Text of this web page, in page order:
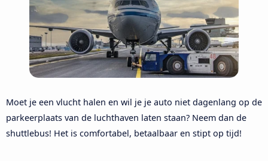
Moet je een vlucht halen en wil je je auto niet dagenlang op de
parkeerplaats van de luchthaven laten staan? Neem dan de
shuttlebus! Het is comfortabel, betaalbaar en stipt op tijd!